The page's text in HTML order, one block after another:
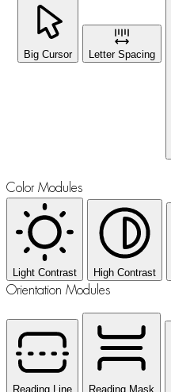
Big Cursor Letter Spacing
Color Modules
Light Contrast High Contrast
Orientation Modules
Reading Line Reading Mask